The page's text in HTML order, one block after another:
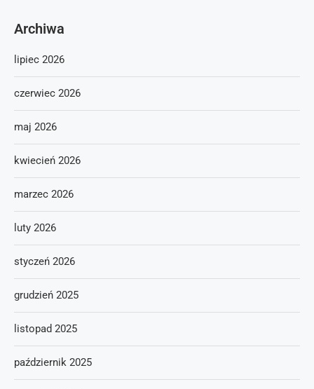
Archiwa
lipiec 2026
czerwiec 2026
maj 2026
kwiecień 2026
marzec 2026
luty 2026
styczeń 2026
grudzień 2025
listopad 2025
październik 2025